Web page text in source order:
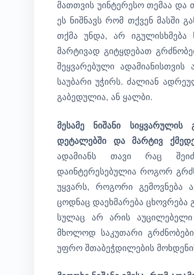
მათთვის უინტერესო თემაა და
ეს ნიშნავს რომ თქვენ მასში
თქმა უნდა, არ იგულისხმება
მარტივად გიტყდებათ
შეყვარებული
საუბარი უჭირს. ძალიან
გაბედულია, ან ყალბი.
მესამე ნიშანი
დეტალებში და მარტივ
ადამიანს თავი რაც
დაინტერესებულია როგორ
უყვარს, როგორი გემოვნება
ცოდნაც დაეხმარება ცხოვრება
სულაც არ არის აუცილებელი
მხოლოდ საკუთარი
უფრო შთაბეჭდილების